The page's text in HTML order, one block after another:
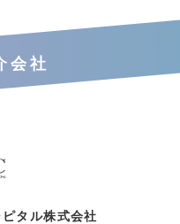
会社
タル株式会社